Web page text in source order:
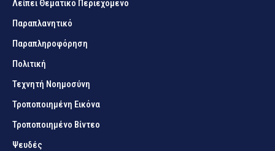
Λείπει Θεματικό Περιεχόμενο
Παραπλανητικό
Παραπληροφόρηση
Πολιτική
Τεχνητή Νοημοσύνη
Τροποποιημένη Εικόνα
Τροποποιημένο Βίντεο
Ψευδές